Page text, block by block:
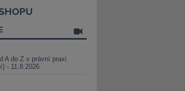
A do Z v právní praxi
- 11.8.2026